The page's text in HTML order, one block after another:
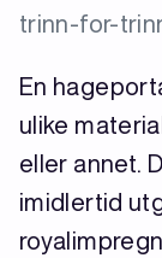
trinn-for-
En
ulike
eller annet.
imidlertid